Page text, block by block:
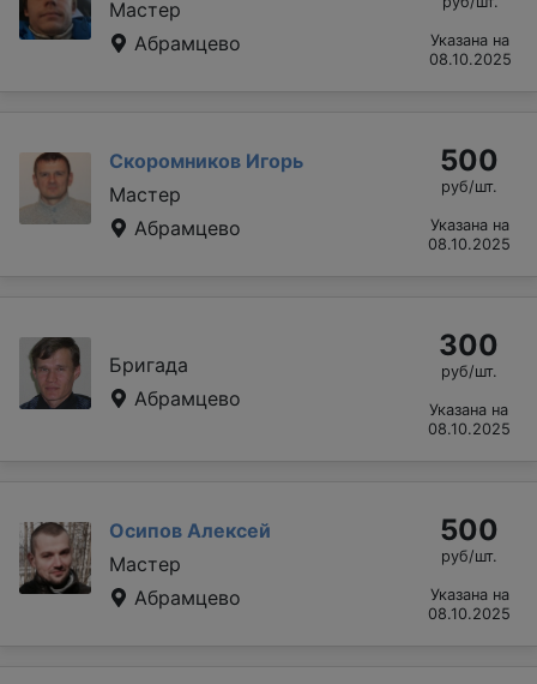
Мастер
Абрамцево
Указана на
08.10.2025
Скоромников Игорь
Мастер
Абрамцево
500
руб/шт.
Указана на
08.10.2025
Бригада
Абрамцево
300
руб/шт.
Указана на
08.10.2025
Осипов Алексей
Мастер
Абрамцево
500
руб/шт.
Указана на
08.10.2025